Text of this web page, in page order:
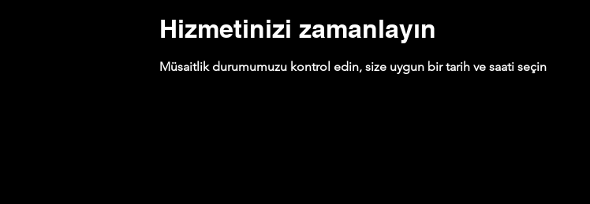
Hizmetinizi zamanlayın
Müsaitlik durumumuzu kontrol edin, size uygun bir tarih ve saati seçin